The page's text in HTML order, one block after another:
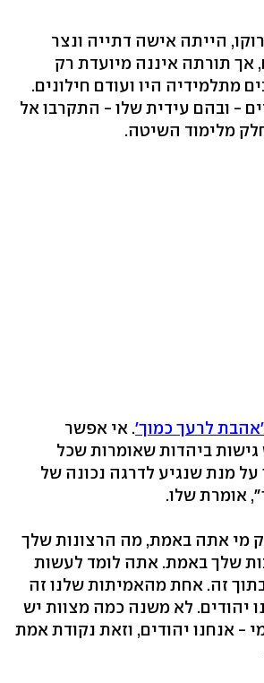
הייתה אישה דתייה ונצר
תורתה איננה מיועדת רק
מתלמידיה היו ועודם חילונים.
- ובהם עידית שלו - התקרבו אל
מלימוד השיטה.
'אהבת לרעך כמוך'. אי אפשר
ביהדות שאומרות שכל
על מנת שנגיע לדרגה נכונה של
אומרת שלו.
מי אתה באמת, מה הרצונות שלך
שלך באמת. אתה לומד לעשות
זה. אחת מהאמיתות שלנו זה
יהודים. לא משנה כמה מצוות יש
- אנחנו יהודים, וזאת נקודת אמת